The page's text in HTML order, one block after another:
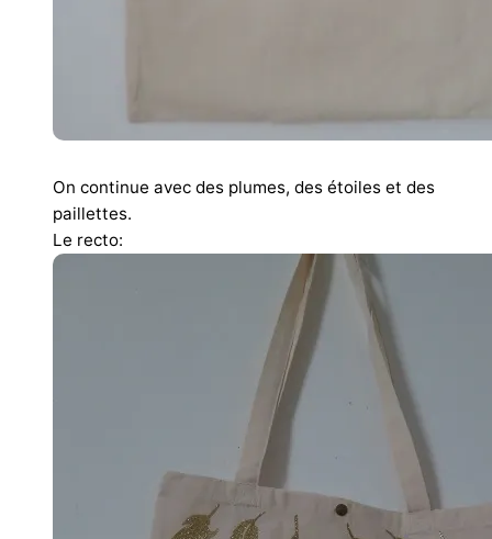
On continue avec des plumes, des étoiles et des
paillettes.
Le recto: